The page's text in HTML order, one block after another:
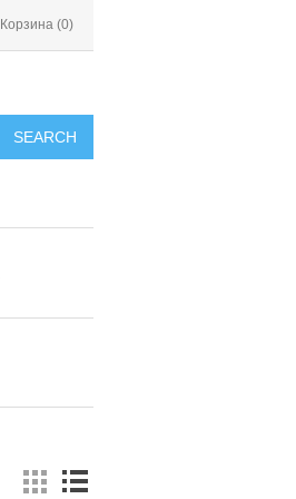
Корзина (0)